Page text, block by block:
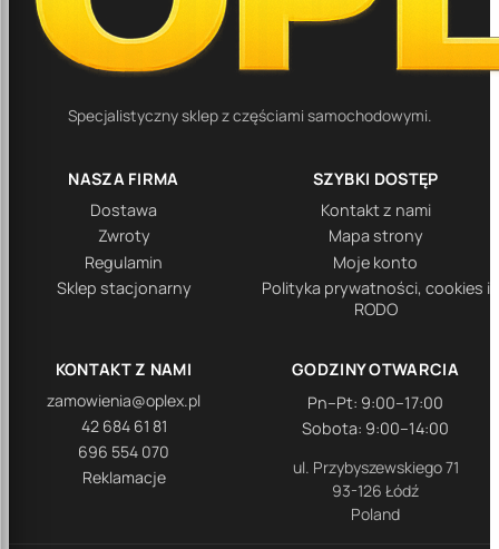
Specjalistyczny sklep z częściami samochodowymi.
NASZA FIRMA
Dostawa
Zwroty
Regulamin
Sklep stacjonarny
SZYBKI DOSTĘP
Kontakt z nami
Mapa strony
Moje konto
Polityka prywatności, cookies i
RODO
KONTAKT Z NAMI
zamowienia@oplex.pl
42 684 61 81
696 554 070
Reklamacje
GODZINY OTWARCIA
Pn–Pt: 9:00–17:00
Sobota: 9:00–14:00
ul. Przybyszewskiego 71
93-126 Łódź
Poland